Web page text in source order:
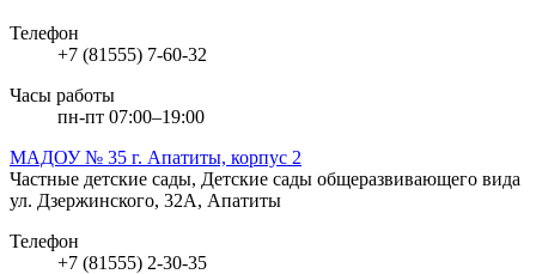
Телефон
+7 (81555) 7-60-32
Часы работы
пн-пт 07:00–19:00
МАДОУ № 35 г. Апатиты, корпус 2
Частные детские сады, Детские сады общеразвивающего вида
ул. Дзержинского, 32А, Апатиты
Телефон
+7 (81555) 2-30-35